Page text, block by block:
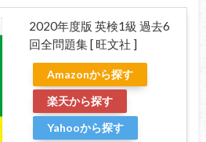
2020年度版 英検1級 過去6
回全問題集 [ 旺文社 ]
Amazonから探す
楽天から探す
Yahooから探す